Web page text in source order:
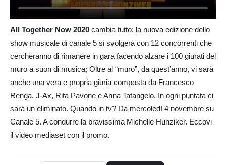
All Together Now 2020 cambia tutto: la nuova edizione dello
show musicale di canale 5 si svolgerà con 12 concorrenti che
cercheranno di rimanere in gara facendo alzare i 100 giurati del
muro a suon di musica; Oltre al “muro”, da quest’anno, vi sarà
anche una vera e propria giuria composta da Francesco
Renga, J-Ax, Rita Pavone e Anna Tatangelo. In ogni puntata ci
sarà un eliminato. Quando in tv? Da mercoledì 4 novembre su
Canale 5. A condurre la bravissima Michelle Hunziker. Eccovi
il video mediaset con il promo.